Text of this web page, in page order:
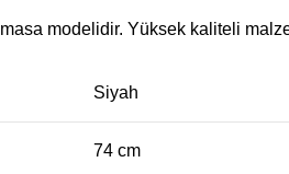
modelidir. Yüksek kaliteli
Siyah
74 cm